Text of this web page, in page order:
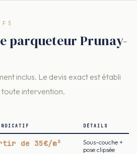
parqueteur Prunay-
inclus. Le devis exact est établi
toute intervention.
DÉTAILS
de 35€/m²
Sous-couche +
pose clipsée